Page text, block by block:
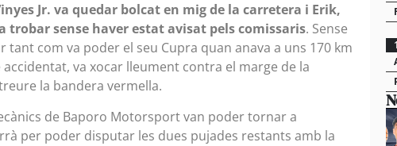
Jr. va quedar bolcat en mig de la carretera i Erik,
trobar sense haver estat avisat pels comissaris. Sense
tant com va poder el seu Cupra quan anava a uns 170 km
va xocar lleument contra el marge de la
la bandera vermella.
de Baporo Motorsport van poder tornar a
per poder disputar les dues pujades restants amb la